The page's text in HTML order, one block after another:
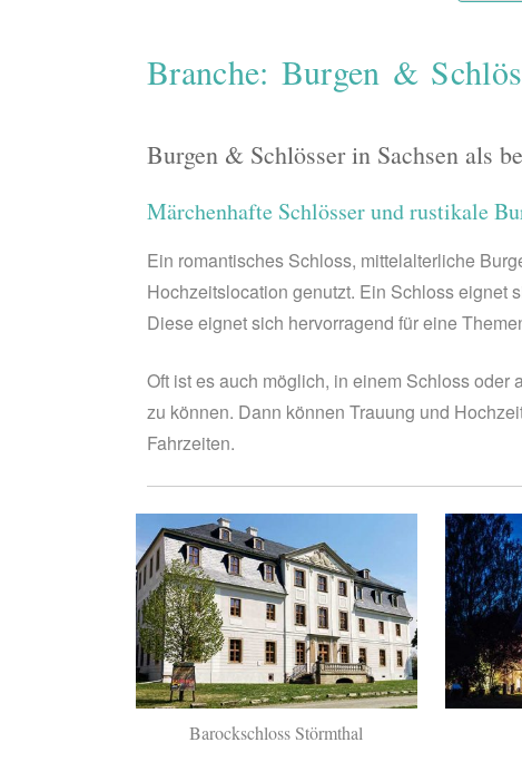
Branche: Burgen &
Burgen & Schlösser in Sachsen als
Märchenhafte Schlösser und rustikale
Ein romantisches Schloss, mittelalterliche
Hochzeitslocation genutzt. Ein Schloss eignet
Diese eignet sich hervorragend für eine
Oft ist es auch möglich, in einem Schloss
zu können. Dann können Trauung und
Fahrzeiten.
Barockschloss Störmthal